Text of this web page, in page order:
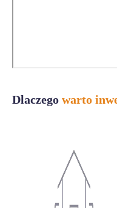
Dlaczego warto